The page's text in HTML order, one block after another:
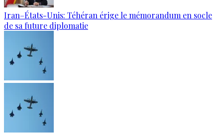
Iran–États-Unis: Téhéran érige le mémorandum en socle
de sa future diplomatie